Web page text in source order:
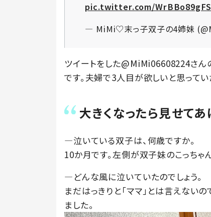
pic.twitter.com/WrBBo89gFS
— MiMi♡末っ子双子の4姉妹
ツイートをした@MiMi06608224さん
です。夫婦で3人目が欲しいと思って
大きくなったら見せて
―泣いている双子は、何歳ですか。
10か月です。左側が双子妹のこっちゃ
―どんな風に泣いていたのでしょう。
まだはっきりと「ママ」とは言えない
ました。